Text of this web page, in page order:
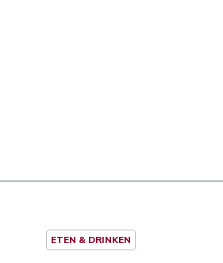
ETEN & DRINKEN